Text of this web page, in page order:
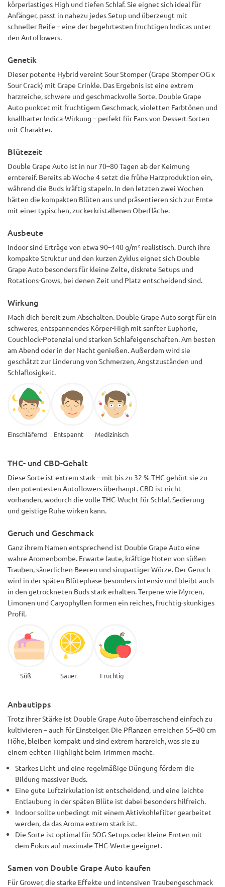
körperlastiges High und tiefen Schlaf. Sie eignet sich ideal für
Anfänger, passt in nahezu jedes Setup und überzeugt mit
schneller Reife – eine der begehrtesten fruchtigen Indicas unter
den Autoflowers.
Genetik
Dieser potente Hybrid vereint Sour Stomper (Grape Stomper OG x
Sour Crack) mit Grape Crinkle. Das Ergebnis ist eine extrem
harzreiche, schwere und geschmackvolle Sorte. Double Grape
Auto punktet mit fruchtigem Geschmack, violetten Farbtönen und
knallharter Indica-Wirkung – perfekt für Fans von Dessert-Sorten
mit Charakter.
Blütezeit
Double Grape Auto ist in nur 70–80 Tagen ab der Keimung
erntereif. Bereits ab Woche 4 setzt die frühe Harzproduktion ein,
während die Buds kräftig stapeln. In den letzten zwei Wochen
härten die kompakten Blüten aus und präsentieren sich zur Ernte
mit einer typischen, zuckerkristallenen Oberfläche.
Ausbeute
Indoor sind Erträge von etwa 90–140 g/m² realistisch. Durch ihre
kompakte Struktur und den kurzen Zyklus eignet sich Double
Grape Auto besonders für kleine Zelte, diskrete Setups und
Rotations-Grows, bei denen Zeit und Platz entscheidend sind.
Wirkung
Mach dich bereit zum Abschalten. Double Grape Auto sorgt für ein
schweres, entspannendes Körper-High mit sanfter Euphorie,
Couchlock-Potenzial und starken Schlafeigenschaften. Am besten
am Abend oder in der Nacht genießen. Außerdem wird sie
geschätzt zur Linderung von Schmerzen, Angstzuständen und
Schlaflosigkeit.
Einschläfernd Entspannt Medizinisch
THC- und CBD-Gehalt
Diese Sorte ist extrem stark – mit bis zu 32 % THC gehört sie zu
den potentesten Autoflowers überhaupt. CBD ist nicht
vorhanden, wodurch die volle THC-Wucht für Schlaf, Sedierung
und geistige Ruhe wirken kann.
Geruch und Geschmack
Ganz ihrem Namen entsprechend ist Double Grape Auto eine
wahre Aromenbombe. Erwarte laute, kräftige Noten von süßen
Trauben, säuerlichen Beeren und sirupartiger Würze. Der Geruch
wird in der späten Blütephase besonders intensiv und bleibt auch
in den getrockneten Buds stark erhalten. Terpene wie Myrcen,
Limonen und Caryophyllen formen ein reiches, fruchtig-skunkiges
Profil.
Süß Sauer Fruchtig
Anbautipps
Trotz ihrer Stärke ist Double Grape Auto überraschend einfach zu
kultivieren – auch für Einsteiger. Die Pflanzen erreichen 55–80 cm
Höhe, bleiben kompakt und sind extrem harzreich, was sie zu
einem echten Highlight beim Trimmen macht.
Starkes Licht und eine regelmäßige Düngung fördern die
Bildung massiver Buds.
Eine gute Luftzirkulation ist entscheidend, und eine leichte
Entlaubung in der späten Blüte ist dabei besonders hilfreich.
Indoor sollte unbedingt mit einem Aktivkohlefilter gearbeitet
werden, da das Aroma extrem stark ist.
Die Sorte ist optimal für SOG-Setups oder kleine Ernten mit
dem Fokus auf maximale THC-Werte geeignet.
Samen von Double Grape Auto kaufen
Für Grower, die starke Effekte und intensiven Traubengeschmack